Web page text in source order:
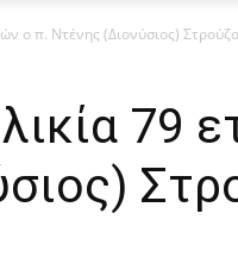
ο π. Ντένης (Διονύσιος)
79